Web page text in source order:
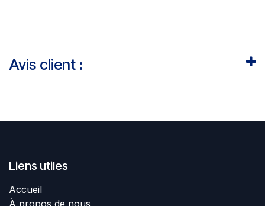
Avis client :
Liens utiles
Accueil
À propos de nous